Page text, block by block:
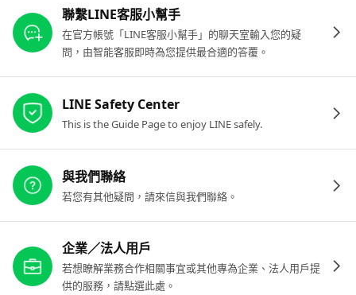
聯繫LINE客服小幫手
在官方帳號「LINE客服小幫手」的聊天室輸入您的疑
問，由智能客服即時為您提供最合適的答覆。
LINE Safety Center
This is the Guide Page to enjoy LINE safely.
與我們聯絡
若您有其他疑問，請來信與我們聯絡。
企業／法人用戶
若想瞭解業務合作相關事宜或其他專為企業、法人用戶提
供的服務，請點選此處。